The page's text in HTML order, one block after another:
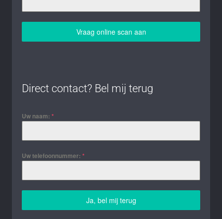
Vraag online scan aan
Direct contact? Bel mij terug
Uw naam: *
Uw telefoonnummer: *
Ja, bel mij terug